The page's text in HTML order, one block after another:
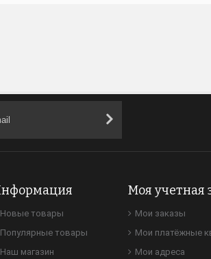
Новые товары
Популярные товары
Наш магазин
Моя учетная
Мои заказы
Мои платёжные
Мои адреса